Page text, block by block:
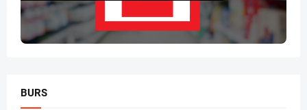
BURS